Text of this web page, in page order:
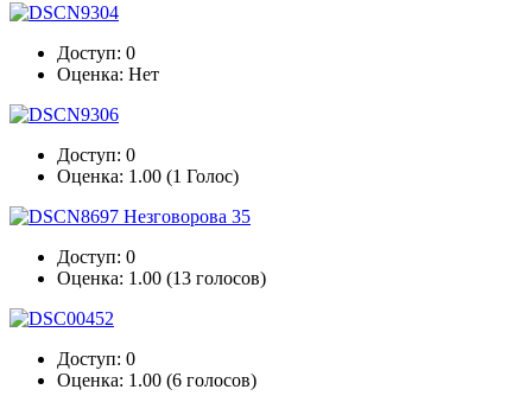
Доступ: 0
Оценка: Нет
Доступ: 0
Оценка: 1.00 (1 Голос)
Доступ: 0
Оценка: 1.00 (13 голосов)
Доступ: 0
Оценка: 1.00 (6 голосов)